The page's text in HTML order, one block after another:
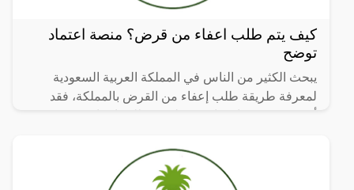
كيف يتم طلب اعفاء من قرض؟ منصة اعتماد
توضح
يبحث الكثير من الناس في المملكة العربية السعودية
لمعرفة طريقة طلب إعفاء من القرض بالمملكة، فقد